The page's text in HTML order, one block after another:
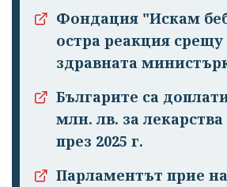
Фондация "Искам
остра реакция
здравната
Българите са
млн. лв. за
през 2025 г.
Парламентът прие